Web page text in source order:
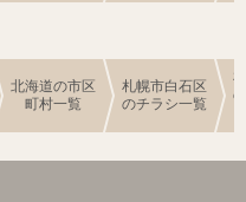
北海道の市区
町村一覧
札幌市白石区
のチラシ一覧